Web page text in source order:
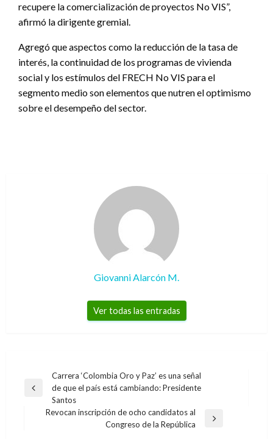
recupere la comercialización de proyectos No VIS”,
afirmó la dirigente gremial.
Agregó que aspectos como la reducción de la tasa de
interés, la continuidad de los programas de vivienda
social y los estímulos del FRECH No VIS para el
segmento medio son elementos que nutren el optimismo
sobre el desempeño del sector.
Giovanni Alarcón M.
Ver todas las entradas
Navegación
de
entradas
Entrada
anterior
Carrera ‘Colombia Oro y Paz’ es una señal
de que el país está cambiando: Presidente
Santos
Revocan inscripción de ocho candidatos al
Congreso de la República